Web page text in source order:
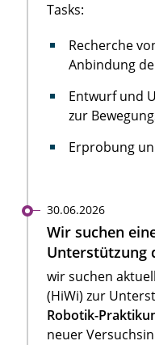
Tasks:
Recherche
Anbindung
Entwurf und
zur
Erprobung
30.06.2026
Wir suchen
Unterstützung
wir suchen
(HiWi) zur
Robotik-
neuer